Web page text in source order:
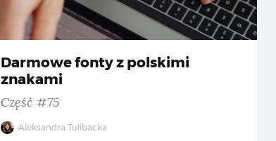
Darmowe fonty z polskimi
znakami
Część #75
Aleksandra Tulibacka